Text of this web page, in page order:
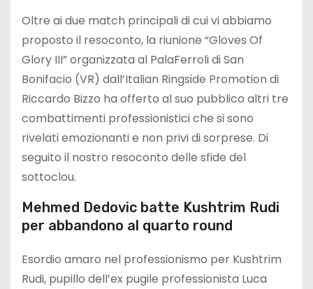
Oltre ai due match principali di cui vi abbiamo
proposto il resoconto, la riunione “Gloves Of
Glory III” organizzata al PalaFerroli di San
Bonifacio (VR) dall’Italian Ringside Promotion di
Riccardo Bizzo ha offerto al suo pubblico altri tre
combattimenti professionistici che si sono
rivelati emozionanti e non privi di sorprese. Di
seguito il nostro resoconto delle sfide del
sottoclou.
Mehmed Dedovic batte Kushtrim Rudi
per abbandono al quarto round
Esordio amaro nel professionismo per Kushtrim
Rudi, pupillo dell’ex pugile professionista Luca